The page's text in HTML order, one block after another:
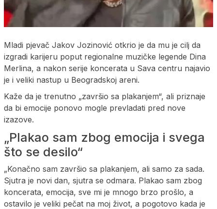
Mladi pjevač Jakov Jozinović otkrio je da mu je cilj da
izgradi karijeru poput regionalne muzičke legende Dina
Merlina, a nakon serije koncerata u Sava centru najavio
je i veliki nastup u Beogradskoj areni.
Kaže da je trenutno „završio sa plakanjem“, ali priznaje
da bi emocije ponovo mogle prevladati pred nove
izazove.
„Plakao sam zbog emocija i svega
što se desilo“
„Konačno sam završio sa plakanjem, ali samo za sada.
Sjutra je novi dan, sjutra se odmara. Plakao sam zbog
koncerata, emocija, sve mi je mnogo brzo prošlo, a
ostavilo je veliki pečat na moj život, a pogotovo kada je